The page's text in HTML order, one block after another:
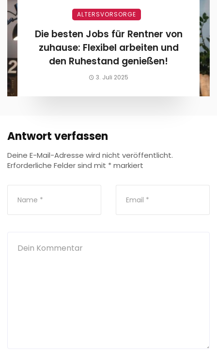
ALTERSVORSORGE
Die besten Jobs für Rentner von
zuhause: Flexibel arbeiten und
den Ruhestand genießen!
3. Juli 2025
Antwort verfassen
Deine E-Mail-Adresse wird nicht veröffentlicht.
Erforderliche Felder sind mit * markiert